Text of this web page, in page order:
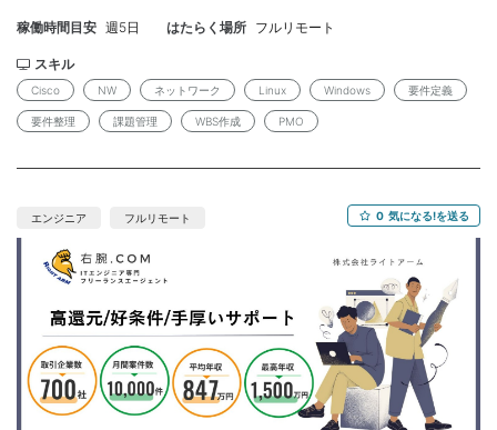
例での進捗・課題報告） ポジション： 現行インフラチームに設計
人材要件 ネットワークインフラ設計経験4年以上 ◇場所 基本リ
モート 10:00-19:00 （東京都新宿区） ※年に1,2回程度出社の可能
性があります ◇予算 70万円/月まで(140-180H) ◇時期 3月（継続
稼働時間目安 週5日 はたらく場所 フルリモート
スキル
Cisco NW ネットワーク Linux Windows 要件定義
要件整理 課題管理 WBS作成 PMO
エンジニア フルリモート 0 気になる!を送る